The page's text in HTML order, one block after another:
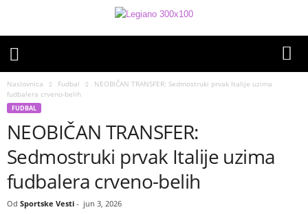
Naslovnica Fudbal
NEOBIČAN TRANSFER: Sedmostruki prvak Italije uzima
fudbalera crveno-belih
FUDBAL
NEOBIČAN TRANSFER:
Sedmostruki prvak Italije uzima
fudbalera crveno-belih
Od Sportske Vesti - jun 3, 2026